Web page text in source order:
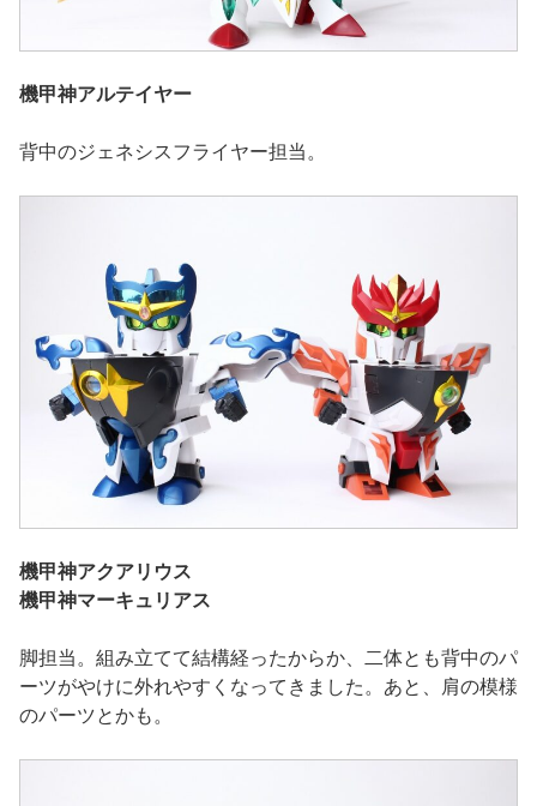
機甲神アルテイヤー
背中のジェネシスフライヤー担当。
機甲神アクアリウス
機甲神マーキュリアス
脚担当。組み立てて結構経ったからか、二体とも背中のパ
ーツがやけに外れやすくなってきました。あと、肩の模様
のパーツとかも。